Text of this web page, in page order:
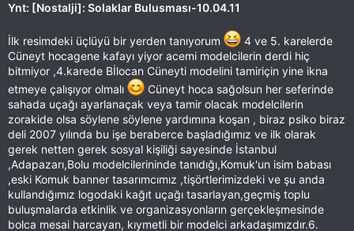
Ynt: [Nostalji]: Solaklar Bulusması-10.04.11
İlk resimdeki üçlüyü bir yerden tanıyorum
4 ve 5. karelerde
Cüneyt hocagene kafayı yiyor acemi modelcilerin derdi hiç
bitmiyor ,4.karede Bİlocan Cüneyti modelini tamiriçin yine ikna
etmeye çalışıyor olmalı
Cüneyt hoca sağolsun her seferinde
sahada uçağı ayarlanaçak veya tamir olacak modelcilerin
zorakide olsa söylene söylene yardımına koşan , biraz psiko biraz
deli 2007 yılında bu işe beraberce başladığımız ve ilk olarak
gerek netten gerek sosyal kişiliği sayesinde İstanbul
,Adapazarı,Bolu modelcilerininde tanıdığı,Komuk'un isim babası
,eski Komuk banner tasarımcımız ,tişörtlerimizdeki ve şu anda
kullandığımız logodaki kağıt uçağı tasarlayan,geçmiş toplu
buluşmalarda etkinlik ve organizasyonların gerçekleşmesinde
bolca mesai harcayan, kıymetli bir modelci arkadaşımızdır.6.